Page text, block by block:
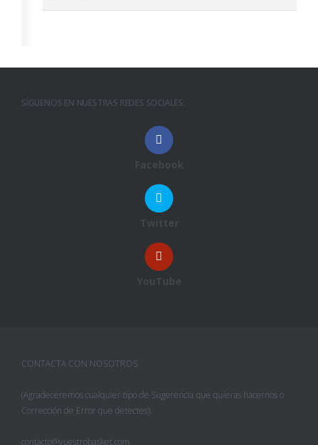
SÍGUENOS EN NUESTRAS REDES SOCIALES:
Facebook
Twitter
YouTube
CONTACTA CON NOSOTROS
(Agradeceremos cualquier tipo de Sugerencia que quieras hacernos o
Corrección de Error que detectes):
contacto@vuestrobasket.com